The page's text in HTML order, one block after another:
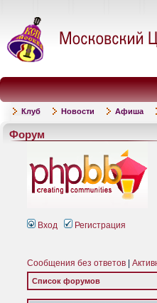
Клуб Новости Афиша
Форум
Вход Регистрация
Сообщения без ответов
Список форумов